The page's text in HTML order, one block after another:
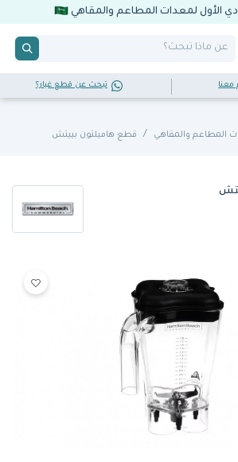
الأول لمعدات المطاعم والمقاهي
معنا تبحث عن قطع غيار؟
المطاعم والمقاهي قطع هاميلتون بييتش